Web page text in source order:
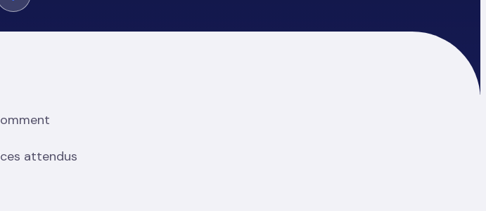
attendus